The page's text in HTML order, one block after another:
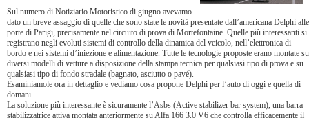
Sul numero di Notiziario Motoristico di giugno avevamo
dato un breve assaggio di quelle che sono state le novità presentate dall’americana Delphi alle
porte di Parigi, precisamente nel circuito di prova di Mortefontaine. Quelle più interessanti si
registrano negli evoluti sistemi di controllo della dinamica del veicolo, nell’elettronica di
bordo e nei sistemi d’iniezione e alimentazione. Tutte le tecnologie proposte erano montate su
diversi modelli di vetture a disposizione della stampa tecnica per qualsiasi tipo di prova e su
qualsiasi tipo di fondo stradale (bagnato, asciutto o pavé).
Esaminiamole ora in dettaglio e vediamo cosa propone Delphi per l’auto di oggi e quella di
domani.
La soluzione più interessante è sicuramente l’Asbs (Active stabilizer bar system), una barra
stabilizzatrice attiva montata anteriormente su Alfa 166 3.0 V6 che controlla efficacemente il